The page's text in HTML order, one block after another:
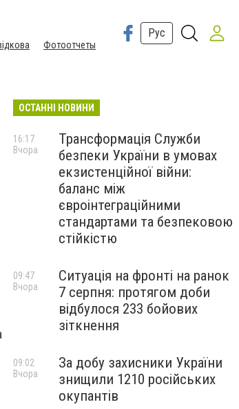
Фотоотчеты
Рус
ОСТАННІ НОВИНИ
Трансформація Служби
безпеки України в умовах
екзистенційної війни:
баланс між
євроінтеграційними
стандартами та безпековою
стійкістю
16:17
Вчора
Ситуація на фронті на ранок
7 серпня: протягом доби
відбулося 233 бойових
зіткнення
09:47
Вчора
За добу захисники України
знищили 1210 російських
окупантів
09:02
Вчора